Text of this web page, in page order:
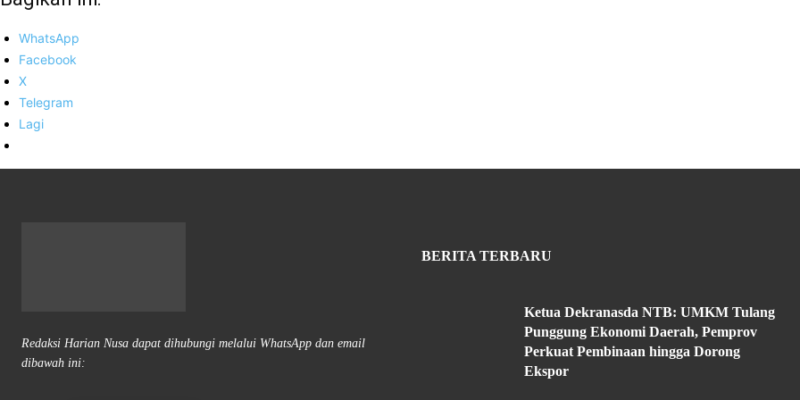
WhatsApp
Facebook
X
Telegram
Lagi
Redaksi Harian Nusa dapat dihubungi melalui WhatsApp dan email
dibawah ini:
BERITA TERBARU
Ketua Dekranasda NTB: UMKM Tulang
Punggung Ekonomi Daerah, Pemprov
Perkuat Pembinaan hingga Dorong
Ekspor